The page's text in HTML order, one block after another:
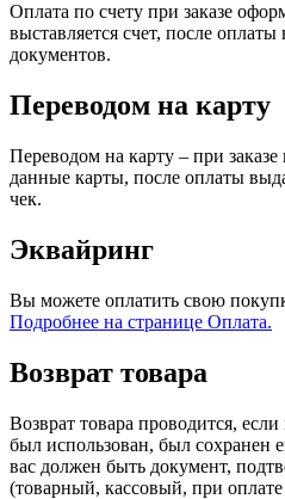
Оплата по счету при заказе
выставляется счет, после оплаты
документов.
Переводом на карту
Переводом на карту – при
данные карты, после оплаты
чек.
Эквайринг
Вы можете оплатить свою
Подробнее на странице Оплата.
Возврат товара
Возврат товара проводится,
был использован, был сохранен
вас должен быть документ,
(товарный, кассовый, при